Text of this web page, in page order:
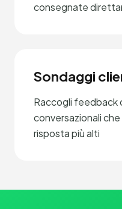
consegnate
Sondaggi
Raccogli feedback
conversazionali
risposta più alti